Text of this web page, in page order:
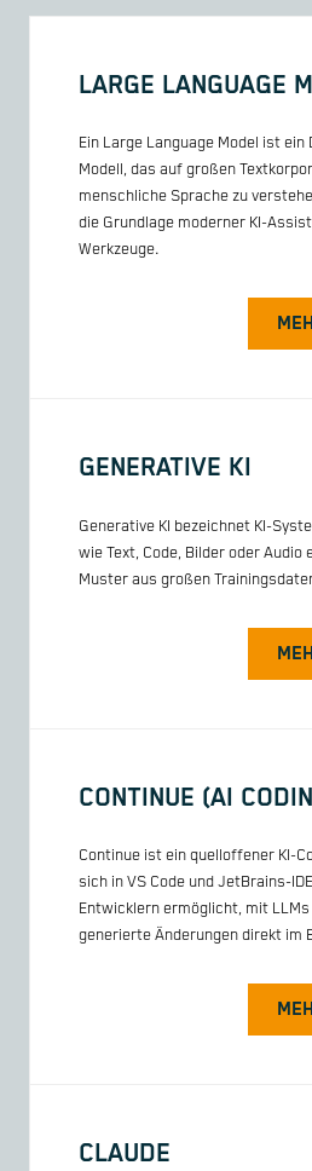
LARGE LANGUAGE
Ein Large Language Model ist ein
Modell, das auf großen
menschliche Sprache zu
die Grundlage moderner KI-
Werkzeuge.
GENERATIVE KI
Generative KI bezeichnet KI-
wie Text, Code, Bilder oder Audio
Muster aus großen
CONTINUE (AI
Continue ist ein quelloffener KI-
sich in VS Code und JetBrains-
Entwicklern ermöglicht, mit
generierte Änderungen direkt im
CLAUDE